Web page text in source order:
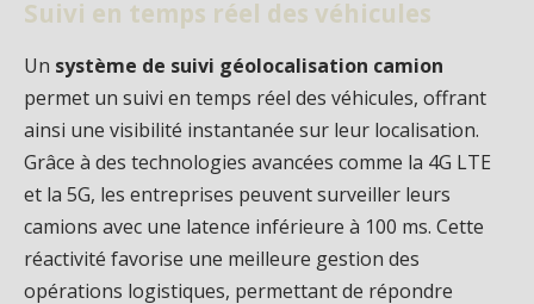
Suivi en temps réel des véhicules
Un système de suivi géolocalisation camion
permet un suivi en temps réel des véhicules, offrant
ainsi une visibilité instantanée sur leur localisation.
Grâce à des technologies avancées comme la 4G LTE
et la 5G, les entreprises peuvent surveiller leurs
camions avec une latence inférieure à 100 ms. Cette
réactivité favorise une meilleure gestion des
opérations logistiques, permettant de répondre